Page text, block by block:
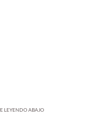
LEYENDO ABAJO